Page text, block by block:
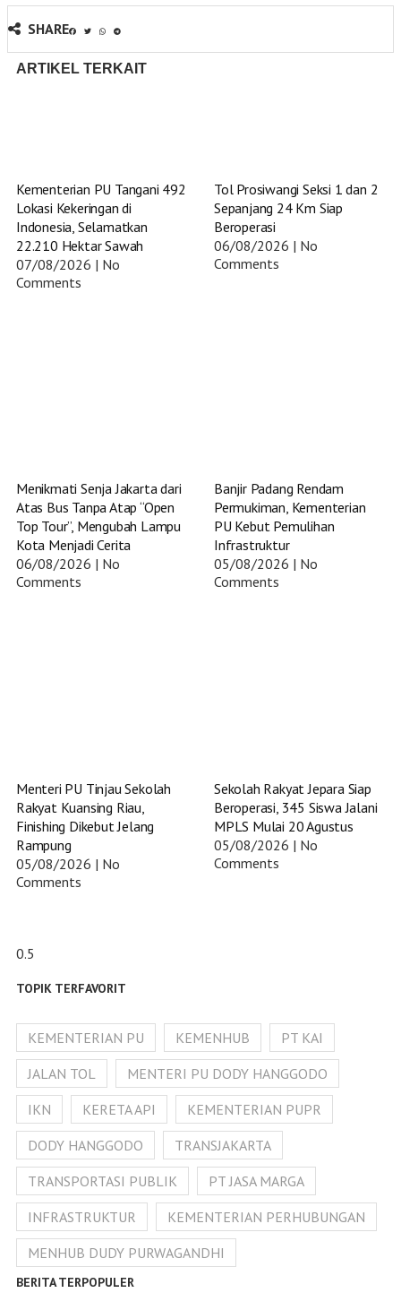
SHARE
ARTIKEL TERKAIT
Kementerian PU Tangani 492
Lokasi Kekeringan di
Indonesia, Selamatkan
22.210 Hektar Sawah
07/08/2026
No
Comments
Tol Prosiwangi Seksi 1 dan 2
Sepanjang 24 Km Siap
Beroperasi
06/08/2026
No
Comments
Menikmati Senja Jakarta dari
Atas Bus Tanpa Atap “Open
Top Tour”, Mengubah Lampu
Kota Menjadi Cerita
06/08/2026
No
Comments
Banjir Padang Rendam
Permukiman, Kementerian
PU Kebut Pemulihan
Infrastruktur
05/08/2026
No
Comments
Menteri PU Tinjau Sekolah
Rakyat Kuansing Riau,
Finishing Dikebut Jelang
Rampung
05/08/2026
No
Comments
Sekolah Rakyat Jepara Siap
Beroperasi, 345 Siswa Jalani
MPLS Mulai 20 Agustus
05/08/2026
No
Comments
TOPIK TERFAVORIT
KEMENTERIAN PU KEMENHUB
PT KAI
JALAN TOL
MENTERI PU DODY HANGGODO
IKN
KERETA API
KEMENTERIAN PUPR
DODY HANGGODO
TRANSJAKARTA
TRANSPORTASI PUBLIK
PT JASA MARGA
INFRASTRUKTUR
KEMENTERIAN PERHUBUNGAN
MENHUB DUDY PURWAGANDHI
BERITA TERPOPULER